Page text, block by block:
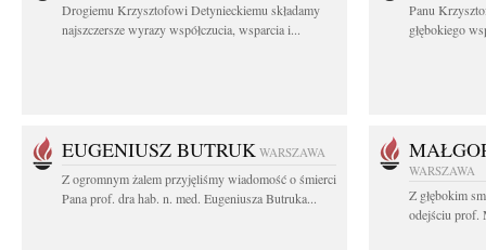
Drogiemu Krzysztofowi Detynieckiemu składamy
najszczersze wyrazy współczucia, wsparcia i...
Panu
głębokiego
EUGENIUSZ BUTRUK WARSZAWA
Z ogromnym żalem przyjęliśmy wiadomość o śmierci
Pana prof. dra hab. n. med. Eugeniusza Butruka...
WARSZAWA
Z głębokim
odejściu prof.